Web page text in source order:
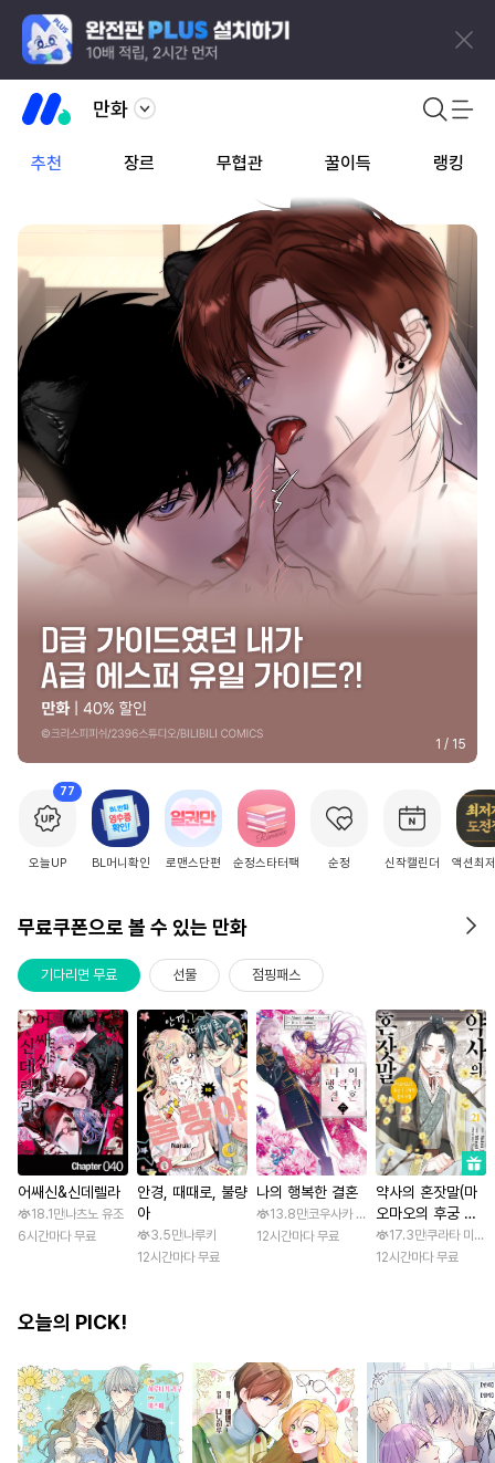
만화
추천 장르 무협관 꿀이득 랭킹
2 / 15
77
오늘UP BL머니확인 로맨스단편 순정스타터팩 순정 신작캘린더 액션최
무료쿠폰으로 볼 수 있는 만화
기다리면 무료 선물 점핑패스
어쌔신&신데렐라
18.1만나츠노 유조
6시간마다 무료
안경, 때때로, 불량
아
3.5만나루키
12시간마다 무료
나의 행복한 결혼
13.8만코우사카 리토 / 아기토기 아쿠미
12시간마다 무료
약사의 혼잣말(마
오마오의 후궁 수
수께끼 풀이수첩)
17.3만쿠라타 미노
12시간마다 무료
오늘의 PICK!